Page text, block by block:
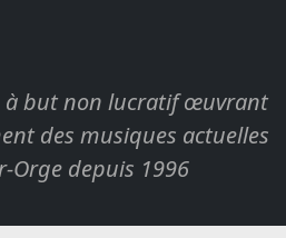
à but non lucratif œuvrant
des musiques actuelles
Orge depuis 1996